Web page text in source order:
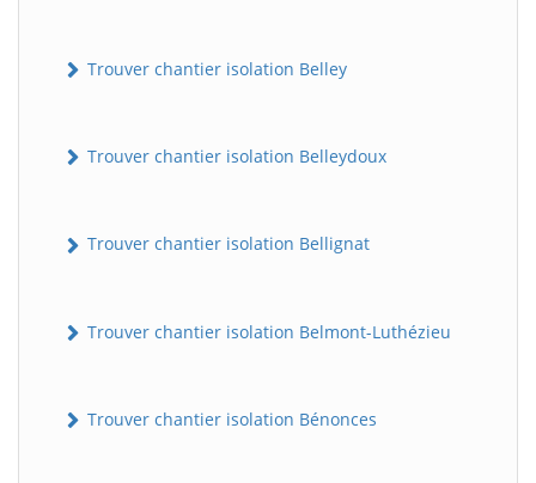
Trouver chantier isolation Belley
Trouver chantier isolation Belleydoux
Trouver chantier isolation Bellignat
Trouver chantier isolation Belmont-Luthézieu
Trouver chantier isolation Bénonces